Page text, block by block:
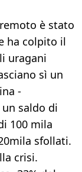
è stato
ha colpito il
uragani
sì un
-
saldo di
100 mila
sfollati.
crisi.